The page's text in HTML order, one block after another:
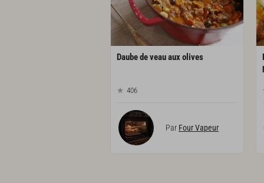
Daubedeveauauxolives
406
Par Four Vapeur